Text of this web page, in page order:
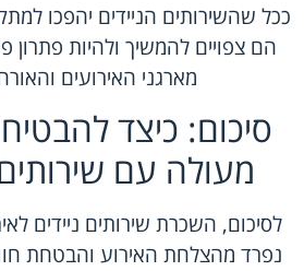
ככל שהשירותים הניידים יהפכו
הם צפויים להמשיך ולהיות פתרון
מארגני האירועים
סיכום: כיצד
מעולה עם
לסיכום, השכרת שירותים ניידים
נפרד מהצלחת האירוע והבטחת